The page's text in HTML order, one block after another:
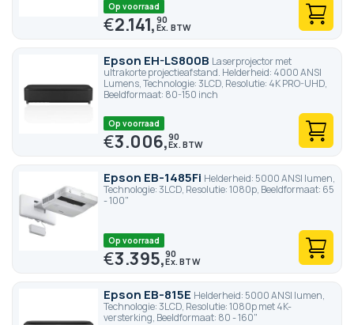
Op voorraad
€2.141,90
Epson EH-LS800B Laserprojector met
ultrakorte projectieafstand. Helderheid: 4000 ANSI
Lumens, Technologie: 3LCD, Resolutie: 4K PRO-UHD,
Beeldformaat: 80-150 inch
Op voorraad
€3.006,90
Epson EB-1485Fi Helderheid: 5000 ANSI lumen,
Technologie: 3LCD, Resolutie: 1080p, Beeldformaat: 65
- 100"
Op voorraad
€3.395,90
Epson EB-815E Helderheid: 5000 ANSI lumen,
Technologie: 3LCD, Resolutie: 1080p met 4K-
versterking, Beeldformaat: 80 - 160"